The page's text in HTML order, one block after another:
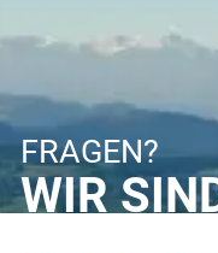
FRAGEN?
WIR